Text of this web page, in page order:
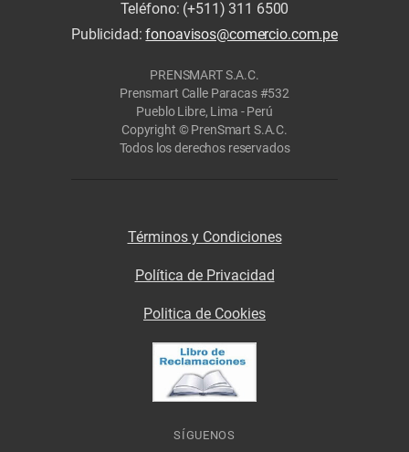
Teléfono: (+511) 311 6500
Publicidad:fonoavisos@comercio.com.pe
PRENSMART S.A.C.
Prensmart Calle Paracas #532
Pueblo Libre, Lima - Perú
Copyright © PrenSmart S.A.C.
Todos los derechos reservados
Términos y Condiciones
Política de Privacidad
Politica de Cookies
SÍGUENOS